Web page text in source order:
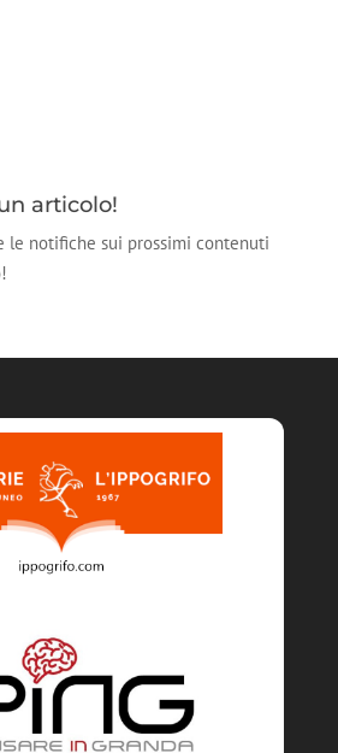
articolo!
le notifiche sui prossimi contenuti